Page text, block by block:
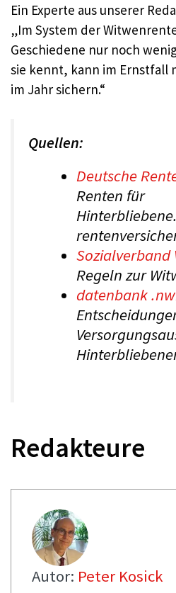
Ein Experte aus unserer
„Im System der
Geschiedene nur noch
sie kennt, kann im Ernstfall
im Jahr sichern.“
Quellen:
Deutsche
Renten für
Sozialverband
Regeln zur
datenbank
Redakteure
Autor: Peter Kosick